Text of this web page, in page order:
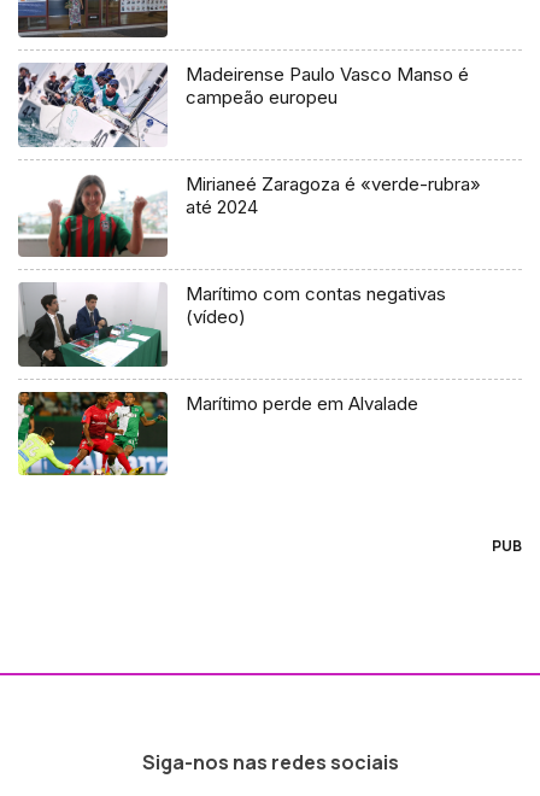
Madeirense Paulo Vasco Manso é
campeão europeu
Mirianeé Zaragoza é «verde-rubra»
até 2024
Marítimo com contas negativas
(vídeo)
Marítimo perde em Alvalade
PUB
Siga-nos nas redes sociais